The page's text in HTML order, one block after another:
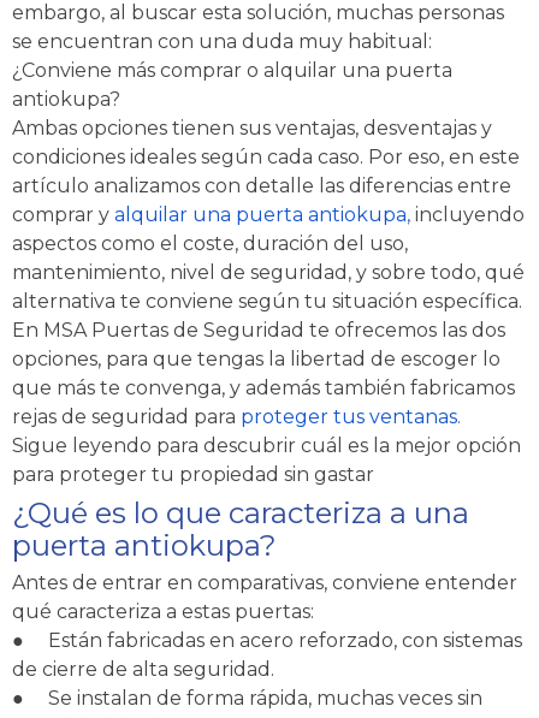
embargo, al buscar esta solución, muchas personas
se encuentran con una duda muy habitual:
¿Conviene más comprar o alquilar una puerta
antiokupa?
Ambas opciones tienen sus ventajas, desventajas y
condiciones ideales según cada caso. Por eso, en este
artículo analizamos con detalle las diferencias entre
comprar y alquilar una puerta antiokupa, incluyendo
aspectos como el coste, duración del uso,
mantenimiento, nivel de seguridad, y sobre todo, qué
alternativa te conviene según tu situación específica.
En MSA Puertas de Seguridad te ofrecemos las dos
opciones, para que tengas la libertad de escoger lo
que más te convenga, y además también fabricamos
rejas de seguridad para proteger tus ventanas.
Sigue leyendo para descubrir cuál es la mejor opción
para proteger tu propiedad sin gastar
¿Qué es lo que caracteriza a una
puerta antiokupa?
Antes de entrar en comparativas, conviene entender
qué caracteriza a estas puertas:
● Están fabricadas en acero reforzado, con sistemas
de cierre de alta seguridad.
● Se instalan de forma rápida, muchas veces sin